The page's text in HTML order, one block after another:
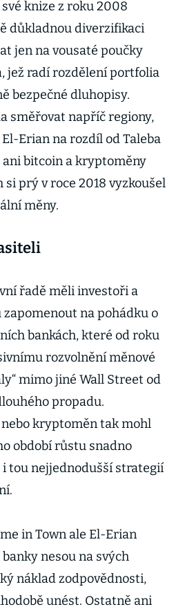
knize z roku 2008
důkladnou diverzifikaci
jen na vousaté poučky
jež radí rozdělení portfolia
bezpečné dluhopisy.
směřovat napříč regiony,
Erian na rozdíl od Taleba
bitcoin a kryptoměny
si prý v roce 2018 vyzkoušel
měny.
řadě měli investoři a
na pohádku o
bankách, které od roku
rozvolnění měnové
mimo jiné Wall Street od
propadu.
kryptoměn tak mohl
období růstu snadno
tou nejjednodušší strategií
in Town ale El-Erian
nesou na svých
náklad zodpovědnosti,
unést. Ostatně ani